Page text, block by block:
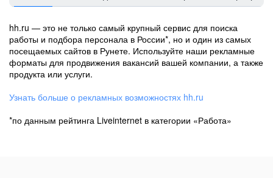
hh.ru — это не только самый крупный сервис для поиска
работы и подбора персонала в России*, но и один из самых
посещаемых сайтов в Рунете. Используйте наши рекламные
форматы для продвижения вакансий вашей компании, а также
продукта или услуги.
Узнать больше о рекламных возможностях hh.ru
*по данным рейтинга Liveinternet в категории «Работа»